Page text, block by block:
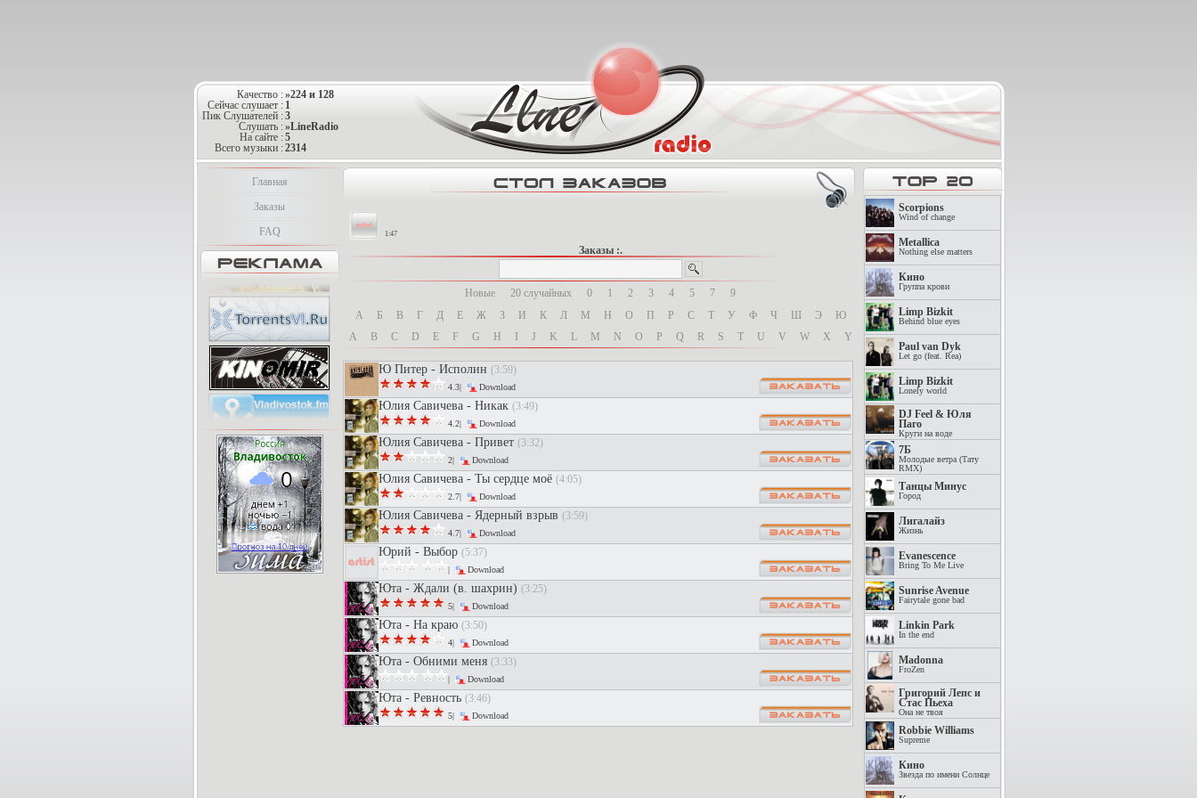
Качество :»224 и 128
Сейчас слушает : 1
Пик Слушателей :3
Слушать :»LineRadio
На сайте :5
Всего музыки :2314
Главная
Заказы
FAQ
1:47
Заказы :.
Новые 20 случайных 0 1 2 3 4 5 7
9
А
Б В Г Д Е Ж З И К Л М Н О П Р С Т У Ф Ч Ш Э
Ю
A
B C D E F G H J K L M N O P Q R S T U V W X Y
Ю Питер - Исполин (3:59)
4.3| Download
Юлия Савичева - Никак (3:49)
4.2| Download
Юлия Савичева - Привет (3:32)
2| Download
Юлия Савичева - Ты сердце моё (4:05)
2.7| Download
Юлия Савичева - Ядерный взрыв (3:59)
4.7| Download
Юрий - Выбор (5:37)
| Download
Юта - Ждали (в. шахрин) (3:25)
5| Download
Юта - На краю (3:50)
4| Download
Юта - Обними меня (3:33)
| Download
Юта - Ревность (3:46)
5| Download
Scorpions
Wind of change
Metallica
Nothing else matters
Кино
Группа крови
Limp Bizkit
Behind blue eyes
Paul van Dyk
Let go (feat. Rea)
Limp Bizkit
Lonely world
DJ Feel & Юля
Паго
Круги на воде
7Б
Молодые ветра (Тату
RMX)
Танцы Минус
Город
Лигалайз
Жизнь
Evanescence
Bring To Me Live
Sunrise Avenue
Fairytale gone bad
Linkin Park
In the end
Madonna
FroZen
Григорий Лепс и
Стас Пьеха
Она не твоя
Robbie Williams
Supreme
Кино
Звезда по имени Солнце